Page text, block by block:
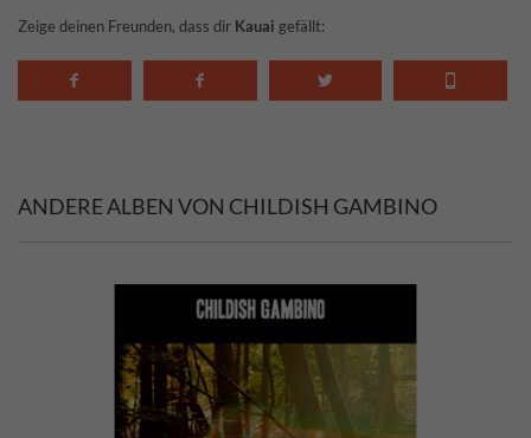
Zeige deinen Freunden, dass dir Kauai gefällt:
ANDERE ALBEN VON CHILDISH GAMBINO